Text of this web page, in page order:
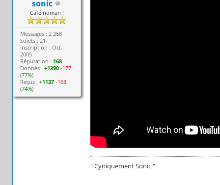
sonic
Caféinoman !
Messages : 2 258
Sujets : 21
Inscription : Oct.
2005
Réputation : 168
Donnés :+1390 -177
(77%)
Reçus :+1137 -168
(74%)
" Cyniquement Sonic "